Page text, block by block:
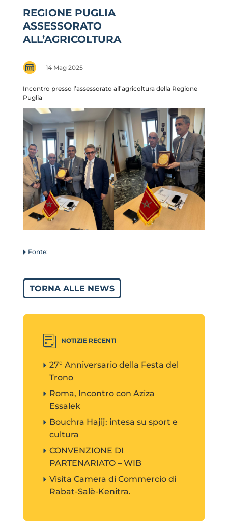
REGIONE PUGLIA
ASSESSORATO
ALL’AGRICOLTURA
14 Mag 2025
Incontro presso l’assessorato all’agricoltura della Regione
Puglia
TORNA ALLE NEWS
NOTIZIE RECENTI
27° Anniversario della Festa del
Trono
Roma, Incontro con Aziza
Essalek
Bouchra Hajij: intesa su sport e
cultura
CONVENZIONE DI
PARTENARIATO – WIB
Visita Camera di Commercio di
Rabat-Salè-Kenitra.